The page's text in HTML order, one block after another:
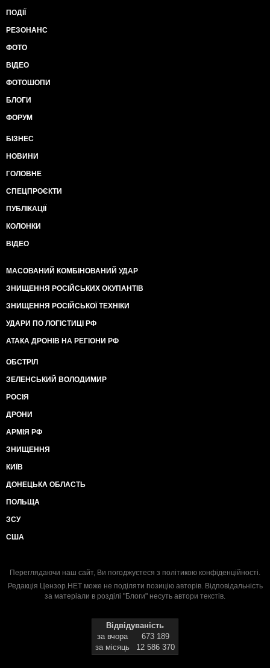
ПОДІЇ
РЕЗОНАНС
ФОТО
ВІДЕО
ФОТОШОПИ
БЛОГИ
ФОРУМ
БІЗНЕС
НОВИНИ
ГОЛОВНЕ
СПЕЦПРОЄКТИ
ПУБЛІКАЦІЇ
КОЛОНКИ
ВІДЕО
МАСОВАНИЙ КОМБІНОВАНИЙ УДАР
ЗНИЩЕННЯ РОСІЙСЬКИХ ОКУПАНТІВ
ЗНИЩЕННЯ РОСІЙСЬКОЇ ТЕХНІКИ
УДАРИ ПО ЛОГІСТИЦІ РФ
АТАКА ДРОНІВ НА РЕГІОНИ РФ
ОБСТРІЛ
ЗЕЛЕНСЬКИЙ ВОЛОДИМИР
РОСІЯ
ДРОНИ
АРМІЯ РФ
ЗНИЩЕННЯ
КИЇВ
ДОНЕЦЬКА ОБЛАСТЬ
ПОЛЬЩА
ЗСУ
США
Переглядаючи наш сайт, Ви погоджуєтеся з політикою конфіденційності.
Редакція Цензор.НЕТ може не поділяти позицію авторів. Відповідальність
за матеріали в розділі "Блоги" несуть автори текстів.
Відвідуваність
за вчора
673 189
за місяць
12 586 370